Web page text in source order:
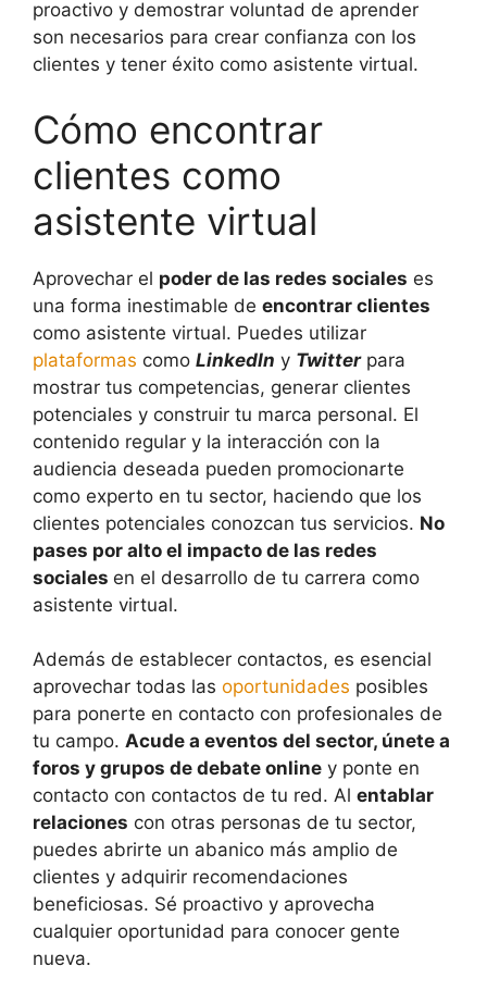
proactivo y demostrar voluntad de aprender
son necesarios para crear confianza con los
clientes y tener éxito como asistente virtual.
Cómo encontrar
clientes como
asistente virtual
Aprovechar el poder de las redes sociales es
una forma inestimable de encontrar clientes
como asistente virtual. Puedes utilizar
plataformas como LinkedIn y Twitterpara
mostrar tus competencias, generar clientes
potenciales y construir tu marca personal. El
contenido regular y la interacción con la
audiencia deseada pueden promocionarte
como experto en tu sector, haciendo que los
clientes potenciales conozcan tus servicios. No
pases por alto el impacto de las redes
sociales en el desarrollo de tu carrera como
asistente virtual.
Además de establecer contactos, es esencial
aprovechar todas las oportunidades posibles
para ponerte en contacto con profesionales de
tu campo. Acude a eventos del sector, únete a
foros y grupos de debate online y ponte en
contacto con contactos de tu red. Al entablar
relaciones con otras personas de tu sector,
puedes abrirte un abanico más amplio de
clientes y adquirir recomendaciones
beneficiosas. Sé proactivo y aprovecha
cualquier oportunidad para conocer gente
nueva.